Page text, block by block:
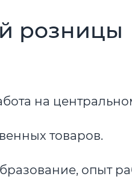
розницы
на
товаров.
опыт